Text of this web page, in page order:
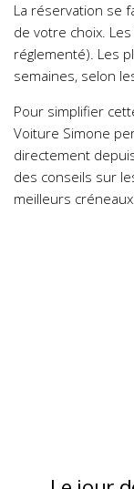
La réservation se
de votre choix.
réglementé). Les
semaines, selon
Pour simplifier
Voiture Simone
directement
des conseils sur
meilleurs